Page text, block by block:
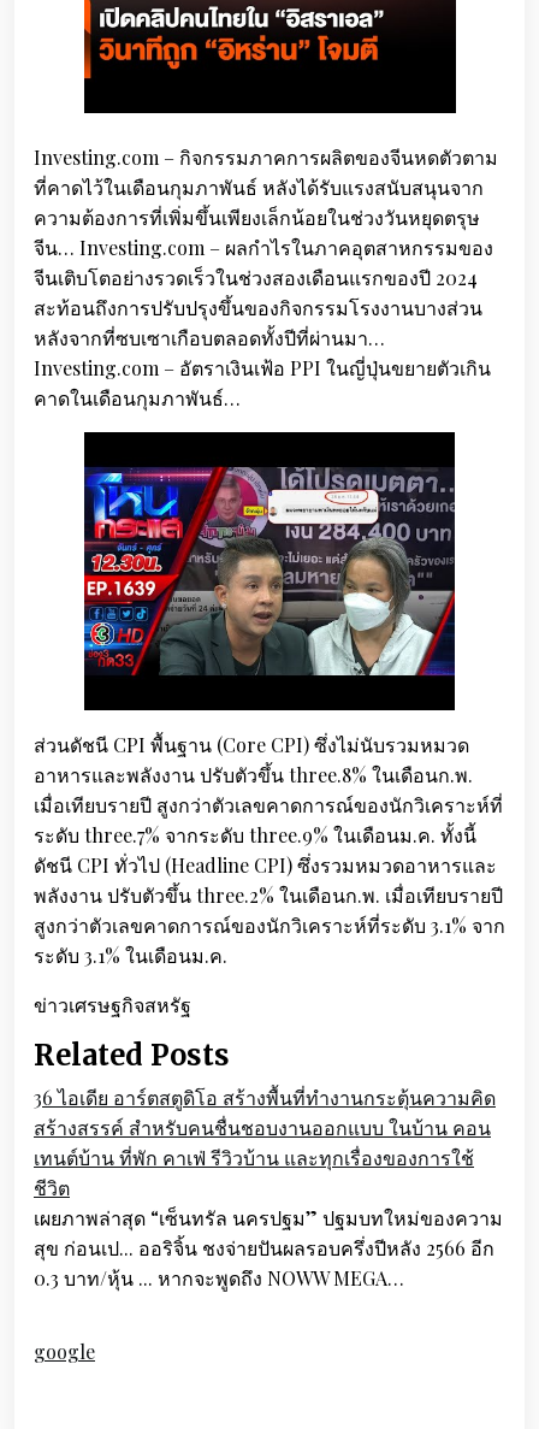
Investing.com – กิจกรรมภาคการผลิตของจีนหดตัวตาม
ที่คาดไว้ในเดือนกุมภาพันธ์ หลังได้รับแรงสนับสนุนจาก
ความต้องการที่เพิ่มขึ้นเพียงเล็กน้อยในช่วงวันหยุดตรุษ
จีน… Investing.com – ผลกำไรในภาคอุตสาหกรรมของ
จีนเติบโตอย่างรวดเร็วในช่วงสองเดือนแรกของปี 2024
สะท้อนถึงการปรับปรุงขึ้นของกิจกรรมโรงงานบางส่วน
หลังจากที่ซบเซาเกือบตลอดทั้งปีที่ผ่านมา…
Investing.com – อัตราเงินเฟ้อ PPI ในญี่ปุ่นขยายตัวเกิน
คาดในเดือนกุมภาพันธ์…
ส่วนดัชนี CPI พื้นฐาน (Core CPI) ซึ่งไม่นับรวมหมวด
อาหารและพลังงาน ปรับตัวขึ้น three.8% ในเดือนก.พ.
เมื่อเทียบรายปี สูงกว่าตัวเลขคาดการณ์ของนักวิเคราะห์ที่
ระดับ three.7% จากระดับ three.9% ในเดือนม.ค. ทั้งนี้
ดัชนี CPI ทั่วไป (Headline CPI) ซึ่งรวมหมวดอาหารและ
พลังงาน ปรับตัวขึ้น three.2% ในเดือนก.พ. เมื่อเทียบรายปี
สูงกว่าตัวเลขคาดการณ์ของนักวิเคราะห์ที่ระดับ 3.1% จาก
ระดับ 3.1% ในเดือนม.ค.
ข่าวเศรษฐกิจสหรัฐ
Related Posts
36 ไอเดีย อาร์ตสตูดิโอ สร้างพื้นที่ทำงานกระตุ้นความคิด
สร้างสรรค์ สำหรับคนชื่นชอบงานออกแบบ ในบ้าน คอน
เทนต์บ้าน ที่พัก คาเฟ่ รีวิวบ้าน และทุกเรื่องของการใช้
ชีวิต
เผยภาพล่าสุด “เซ็นทรัล นครปฐม” ปฐมบทใหม่ของความ
สุข ก่อนเป... ออริจิ้น ชงจ่ายปันผลรอบครึ่งปีหลัง 2566 อีก
0.3 บาท/หุ้น ... หากจะพูดถึง NOWW MEGA…
google